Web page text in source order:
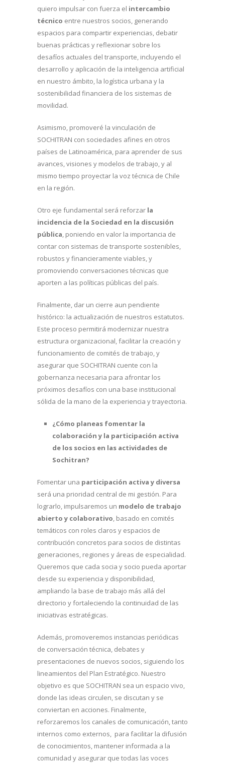
quiero impulsar con fuerza el intercambio
técnico entre nuestros socios, generando
espacios para compartir experiencias, debatir
buenas prácticas y reflexionar sobre los
desafíos actuales del transporte, incluyendo el
desarrollo y aplicación de la inteligencia artificial
en nuestro ámbito, la logística urbana y la
sostenibilidad financiera de los sistemas de
movilidad.
Asimismo, promoveré la vinculación de
SOCHITRAN con sociedades afines en otros
países de Latinoamérica, para aprender de sus
avances, visiones y modelos de trabajo, y al
mismo tiempo proyectar la voz técnica de Chile
en la región.
Otro eje fundamental será reforzar la
incidencia de la Sociedad en la discusión
pública, poniendo en valor la importancia de
contar con sistemas de transporte sostenibles,
robustos y financieramente viables, y
promoviendo conversaciones técnicas que
aporten a las políticas públicas del país.
Finalmente, dar un cierre aun pendiente
histórico: la actualización de nuestros estatutos.
Este proceso permitirá modernizar nuestra
estructura organizacional, facilitar la creación y
funcionamiento de comités de trabajo, y
asegurar que SOCHITRAN cuente con la
gobernanza necesaria para afrontar los
próximos desafíos con una base institucional
sólida de la mano de la experiencia y trayectoria.
¿Cómo planeas fomentar la
colaboración y la participación activa
de los socios en las actividades de
Sochitran?
Fomentar una participación activa y diversa
será una prioridad central de mi gestión. Para
lograrlo, impulsaremos un modelo de trabajo
abierto y colaborativo, basado en comités
temáticos con roles claros y espacios de
contribución concretos para socios de distintas
generaciones, regiones y áreas de especialidad.
Queremos que cada socia y socio pueda aportar
desde su experiencia y disponibilidad,
ampliando la base de trabajo más allá del
directorio y fortaleciendo la continuidad de las
iniciativas estratégicas.
Además, promoveremos instancias periódicas
de conversación técnica, debates y
presentaciones de nuevos socios, siguiendo los
lineamientos del Plan Estratégico. Nuestro
objetivo es que SOCHITRAN sea un espacio vivo,
donde las ideas circulen, se discutan y se
conviertan en acciones. Finalmente,
reforzaremos los canales de comunicación, tanto
internos como externos, para facilitar la difusión
de conocimientos, mantener informada a la
comunidad y asegurar que todas las voces